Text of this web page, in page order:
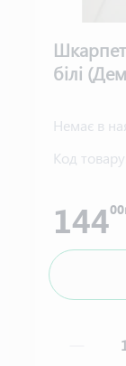
білі
Немає в
Код товару:
14400